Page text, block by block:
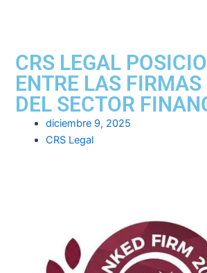
CRS LEGAL
ENTRE LAS FIRMAS
DEL SECTOR
diciembre 9, 2025
CRS Legal